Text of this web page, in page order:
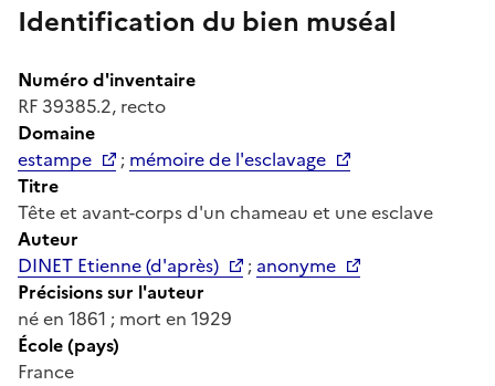
Identification du bien muséal
Numéro d'inventaire
RF 39385.2, recto
Domaine
estampe
; mémoire de l'esclavage
Titre
Tête et avant-corps d'un chameau et une esclave
Auteur
DINET Etienne (d'après)
; anonyme
Précisions sur l'auteur
né en 1861 ; mort en 1929
École (pays)
France